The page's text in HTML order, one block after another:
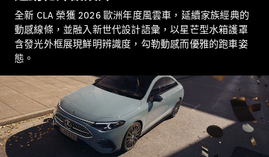
Sedan L
Mercedes-
Maybach S-
訂製夢想車
預約賞車
尋找賓士授
權經銷商
越野車 / 休旅車 / 跑旅車
全新 CLA 榮獲 2026 歐洲年度風雲車，延續家族經典的
動感線條，並融入新世代設計語彙，以星芒型水箱護罩
含發光外框展現鮮明辨識度，勾勒動感而優雅的跑車姿
態。​